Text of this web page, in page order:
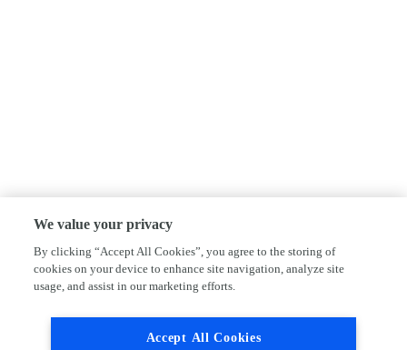
We value your privacy
By clicking “Accept All Cookies”, you agree to the storing of
cookies on your device to enhance site navigation, analyze site
usage, and assist in our marketing efforts.
Accept All Cookies